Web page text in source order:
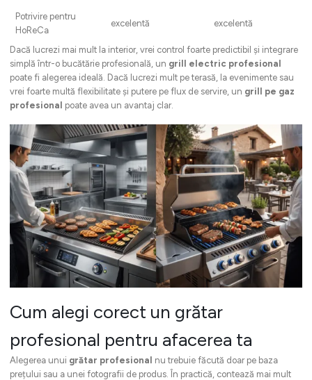
Potrivire pentru
HoReCa
excelentă excelentă
Dacă lucrezi mai mult la interior, vrei control foarte predictibil și integrare
simplă într-o bucătărie profesională, un grill electric profesional
poate fi alegerea ideală. Dacă lucrezi mult pe terasă, la evenimente sau
vrei foarte multă flexibilitate și putere pe flux de servire, un grill pe gaz
profesional poate avea un avantaj clar.
Cum alegi corect un grătar
profesional pentru afacerea ta
Alegerea unui grătar profesional nu trebuie făcută doar pe baza
prețului sau a unei fotografii de produs. În practică, contează mai mult